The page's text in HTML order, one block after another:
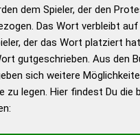
Duden – Standardwerk in
Duden – Richtiges und
Deutsch
Duden – Die deutsche
Duden – Deutsches
dem Spieler, der den
Das Wort verbleibt
der das Wort platziert
gutgeschrieben. Aus den
sich weitere
zu legen. Hier findest Du die